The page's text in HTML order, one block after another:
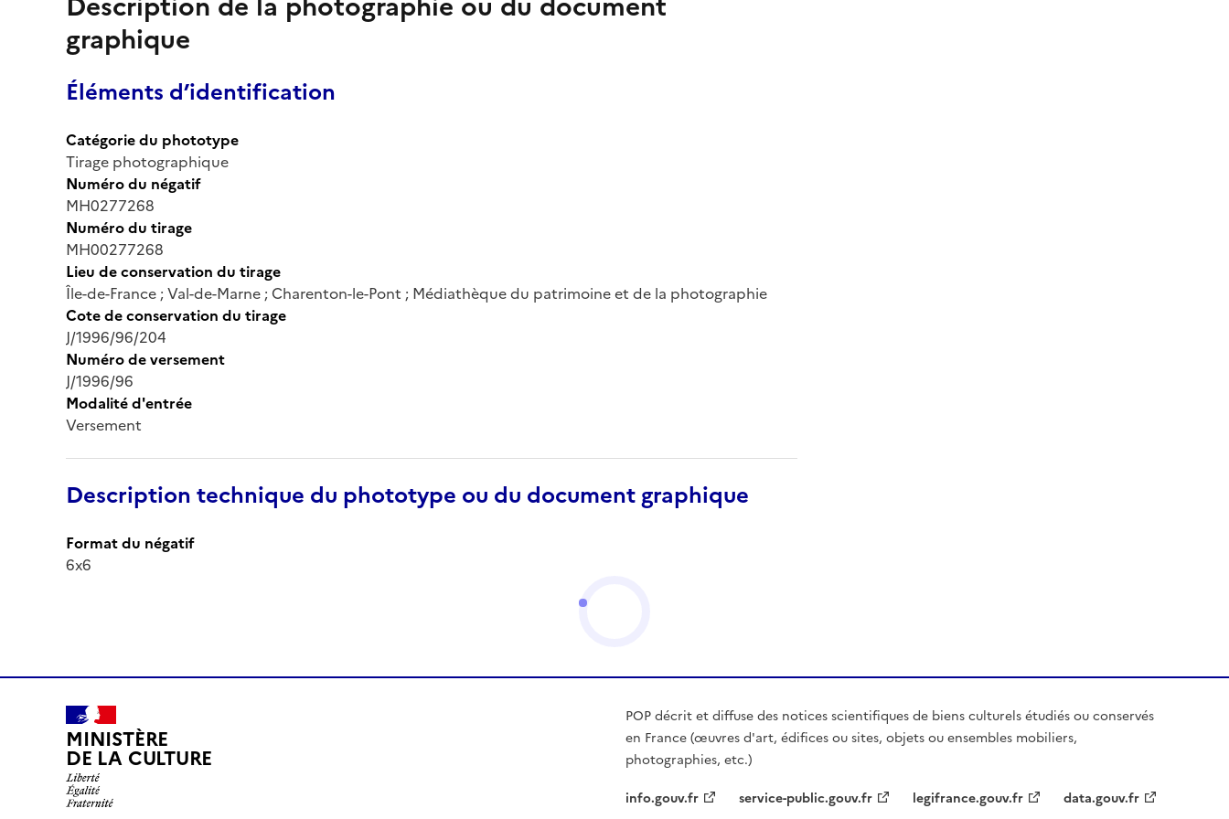
graphique
Éléments d’identification
Catégorie du phototype
Tirage photographique
Numéro du négatif
MH0277268
Numéro du tirage
MH00277268
Lieu de conservation du tirage
Île-de-France ; Val-de-Marne ; Charenton-le-Pont ; Médiathèque du patrimoine et de la photographie
Cote de conservation du tirage
J/1996/96/204
Numéro de versement
J/1996/96
Modalité d'entrée
Versement
Description technique du phototype ou du document graphique
Format du négatif
6x6
MINISTÈRE
DE LA CULTURE
POP décrit et diffuse des notices scientifiques de biens culturels étudiés ou conservés
en France (œuvres d'art, édifices ou sites, objets ou ensembles mobiliers,
photographies, etc.)
info.gouv.fr
service-public.gouv.fr legifrance.gouv.fr data.gouv.fr